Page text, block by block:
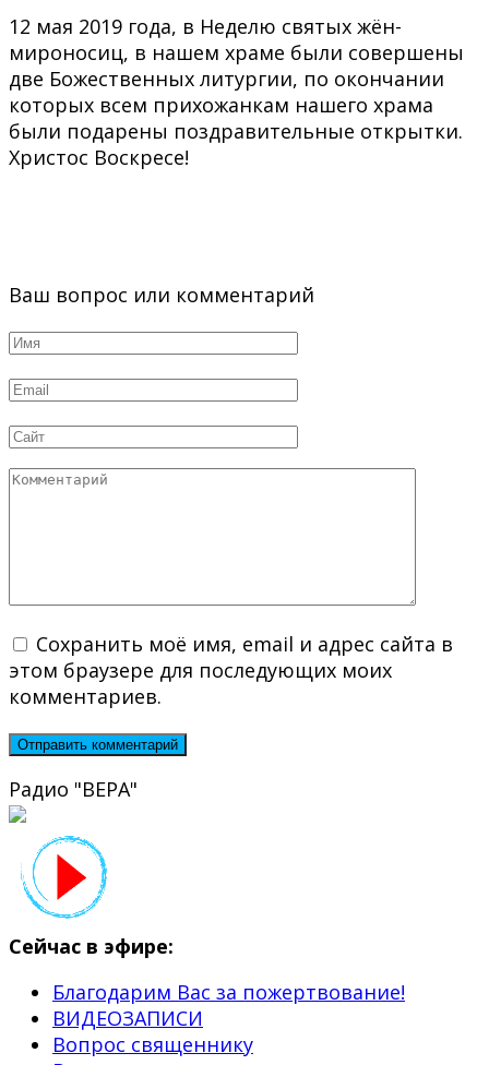
12 мая 2019 года, в Неделю святых жён-
мироносиц, в нашем храме были совершены
две Божественных литургии, по окончании
которых всем прихожанкам нашего храма
были подарены поздравительные открытки.
Христос Воскресе!
Ваш вопрос или комментарий
Имя
Email
Сайт
Комментарий
Сохранить моё имя, email и адрес сайта в
этом браузере для последующих моих
комментариев.
Радио "ВЕРА"
Сейчас в эфире:
Благодарим Вас за пожертвование!
ВИДЕОЗАПИСИ
Вопрос священнику